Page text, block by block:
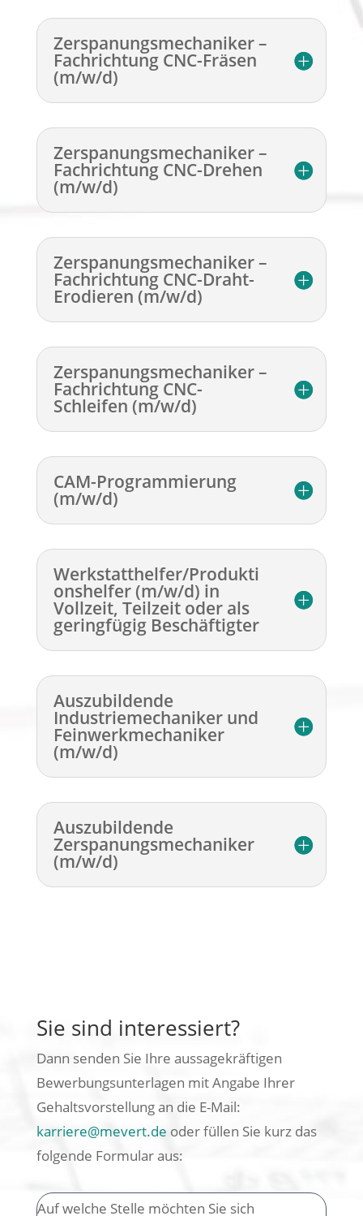
Zerspanungsmechaniker –
Fachrichtung CNC-Fräsen
(m/w/d)
Zerspanungsmechaniker –
Fachrichtung CNC-Drehen
(m/w/d)
Zerspanungsmechaniker –
Fachrichtung CNC-Draht-
Erodieren (m/w/d)
Zerspanungsmechaniker –
Fachrichtung CNC-
Schleifen (m/w/d)
CAM-Programmierung
(m/w/d)
Werkstatthelfer/Produkti
onshelfer (m/w/d) in
Vollzeit, Teilzeit oder als
geringfügig Beschäftigter
Auszubildende
Industriemechaniker und
Feinwerkmechaniker
(m/w/d)
Auszubildende
Zerspanungsmechaniker
(m/w/d)
Sie sind interessiert?
Dann senden Sie Ihre aussagekräftigen
Bewerbungsunterlagen mit Angabe Ihrer
Gehaltsvorstellung an die E-Mail:
karriere@mevert.de oder füllen Sie kurz das
folgende Formular aus:
Auf welche Stelle möchten Sie sich